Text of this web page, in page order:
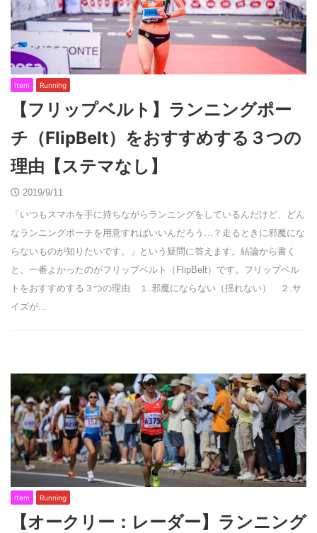
Item Running
【フリップベルト】ランニングポー
チ（FlipBelt）をおすすめする３つの
理由【ステマなし】
2019/9/11
「いつもスマホを手に持ちながらランニングをしているんだけど、どん
なランニングポーチを用意すればいいんだろう…？走るときに邪魔にな
らないものが知りたいです。」という疑問に答えます。結論から書く
と、一番よかったのがフリップベルト（FlipBelt）です。フリップベル
トをおすすめする３つの理由 １.邪魔にならない（揺れない） ２.サ
イズが...
Item Running
【オークリー：レーダー】ランニング